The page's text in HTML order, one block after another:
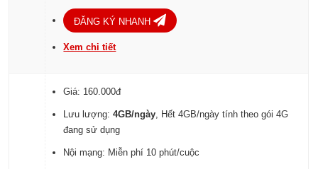
ĐĂNG KÝ NHANH
Xem chi tiết
Giá: 160.000đ
Lưu lượng:4GB/ngày, Hết 4GB/ngày tính theo gói 4G
đang sử dụng
Nội mạng: Miễn phí 10 phút/cuộc